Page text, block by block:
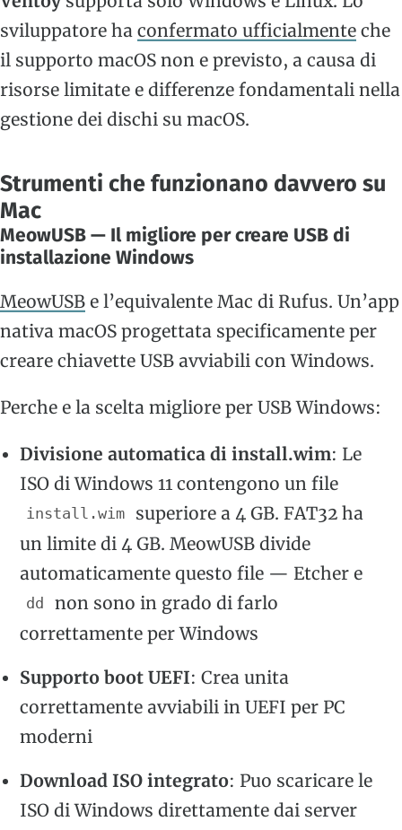
sviluppatore ha confermato ufficialmente che
il supporto macOS non e previsto, a causa di
risorse limitate e differenze fondamentali nella
gestione dei dischi su macOS.
Strumenti che funzionano davvero su
Mac
MeowUSB — Il migliore per creare USB di
installazione Windows
MeowUSB e l’equivalente Mac di Rufus. Un’app
nativa macOS progettata specificamente per
creare chiavette USB avviabili con Windows.
Perche e la scelta migliore per USB Windows:
Divisione automatica di install.wim: Le
ISO di Windows 11 contengono un file
install.wim
superiore a 4 GB. FAT32 ha
un limite di 4 GB. MeowUSB divide
automaticamente questo file — Etcher e
dd
non sono in grado di farlo
correttamente per Windows
Supporto boot UEFI: Crea unita
correttamente avviabili in UEFI per PC
moderni
Download ISO integrato: Puo scaricare le
ISO di Windows direttamente dai server